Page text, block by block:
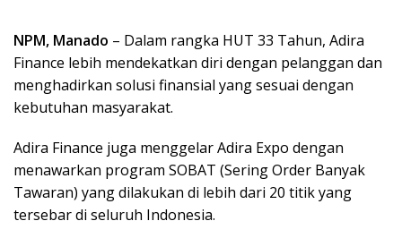
NPM, Manado – Dalam rangka HUT 33 Tahun, Adira
Finance lebih mendekatkan diri dengan pelanggan dan
menghadirkan solusi finansial yang sesuai dengan
kebutuhan masyarakat.
Adira Finance juga menggelar Adira Expo dengan
menawarkan program SOBAT (Sering Order Banyak
Tawaran) yang dilakukan di lebih dari 20 titik yang
tersebar di seluruh Indonesia.